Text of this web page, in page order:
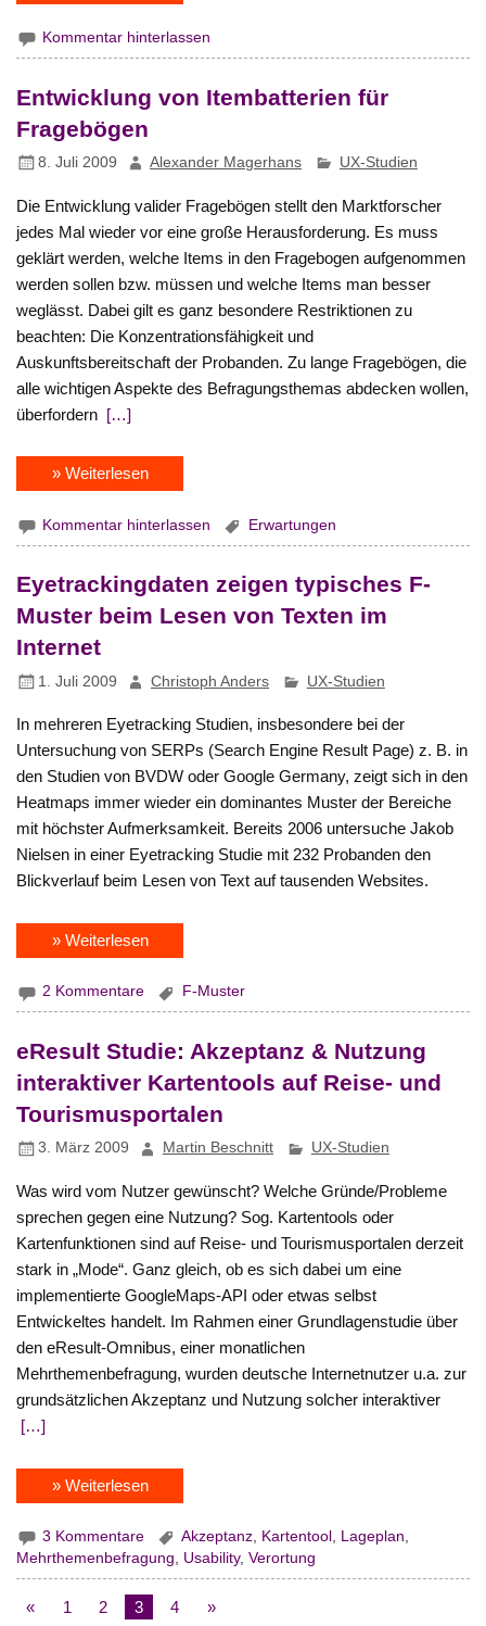
Kommentar hinterlassen
Entwicklung von Itembatterien für
Fragebögen
8. Juli 2009 Alexander Magerhans UX-Studien
Die Entwicklung valider Fragebögen stellt den Marktforscher
jedes Mal wieder vor eine große Herausforderung. Es muss
geklärt werden, welche Items in den Fragebogen aufgenommen
werden sollen bzw. müssen und welche Items man besser
weglässt. Dabei gilt es ganz besondere Restriktionen zu
beachten: Die Konzentrationsfähigkeit und
Auskunftsbereitschaft der Probanden. Zu lange Fragebögen, die
alle wichtigen Aspekte des Befragungsthemas abdecken wollen,
überfordern […]
» Weiterlesen
Kommentar hinterlassen Erwartungen
Eyetrackingdaten zeigen typisches F-
Muster beim Lesen von Texten im
Internet
1. Juli 2009 Christoph Anders UX-Studien
In mehreren Eyetracking Studien, insbesondere bei der
Untersuchung von SERPs (Search Engine Result Page) z. B. in
den Studien von BVDW oder Google Germany, zeigt sich in den
Heatmaps immer wieder ein dominantes Muster der Bereiche
mit höchster Aufmerksamkeit. Bereits 2006 untersuche Jakob
Nielsen in einer Eyetracking Studie mit 232 Probanden den
Blickverlauf beim Lesen von Text auf tausenden Websites.
» Weiterlesen
2 Kommentare F-Muster
eResult Studie: Akzeptanz & Nutzung
interaktiver Kartentools auf Reise- und
Tourismusportalen
3. März 2009 Martin Beschnitt UX-Studien
Was wird vom Nutzer gewünscht? Welche Gründe/Probleme
sprechen gegen eine Nutzung? Sog. Kartentools oder
Kartenfunktionen sind auf Reise- und Tourismusportalen derzeit
stark in „Mode“. Ganz gleich, ob es sich dabei um eine
implementierte GoogleMaps-API oder etwas selbst
Entwickeltes handelt. Im Rahmen einer Grundlagenstudie über
den eResult-Omnibus, einer monatlichen
Mehrthemenbefragung, wurden deutsche Internetnutzer u.a. zur
grundsätzlichen Akzeptanz und Nutzung solcher interaktiver
[…]
» Weiterlesen
3 Kommentare Akzeptanz Kartentool Lageplan
Mehrthemenbefragung, Usability,Verortung
« 1 2 3 4 »